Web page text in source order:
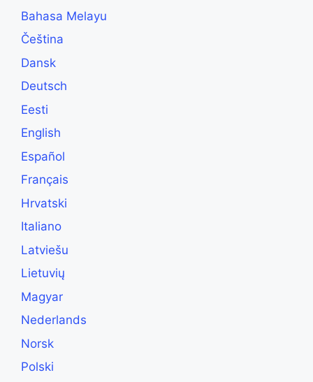
Bahasa Melayu
Čeština
Dansk
Deutsch
Eesti
English
Español
Français
Hrvatski
Italiano
Latviešu
Lietuvių
Magyar
Nederlands
Norsk
Polski